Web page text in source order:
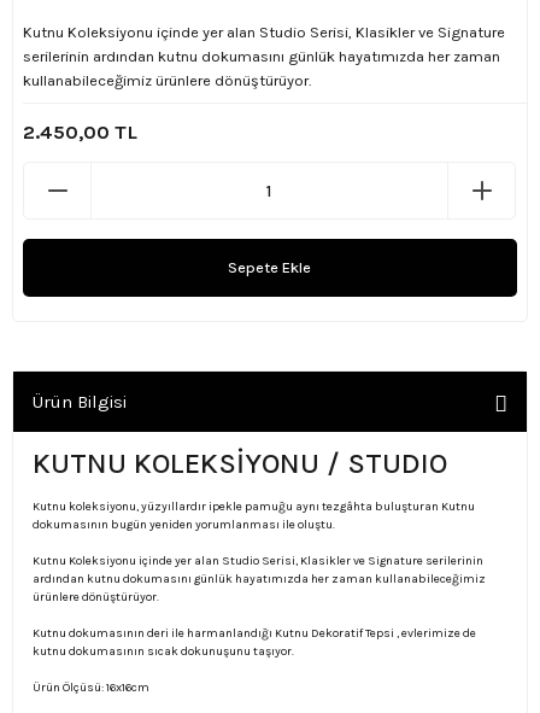
Kutnu Koleksiyonu içinde yer alan Studio Serisi, Klasikler ve Signature
serilerinin ardından kutnu dokumasını günlük hayatımızda her zaman
kullanabileceğimiz ürünlere dönüştürüyor.
2.450,00 TL
Sepete Ekle
Ürün Bilgisi
KUTNU KOLEKSİYONU / STUDIO
Kutnu koleksiyonu, yüzyıllardır ipekle pamuğu aynı tezgâhta buluşturan Kutnu
dokumasının bugün yeniden yorumlanması ile oluştu.
Kutnu Koleksiyonu içinde yer alan Studio Serisi, Klasikler ve Signature serilerinin
ardından kutnu dokumasını günlük hayatımızda her zaman kullanabileceğimiz
ürünlere dönüştürüyor.
Kutnu dokumasının deri ile harmanlandığı Kutnu Dekoratif Tepsi , evlerimize de
kutnu dokumasının sıcak dokunuşunu taşıyor.
Ürün Ölçüsü: 16x16cm